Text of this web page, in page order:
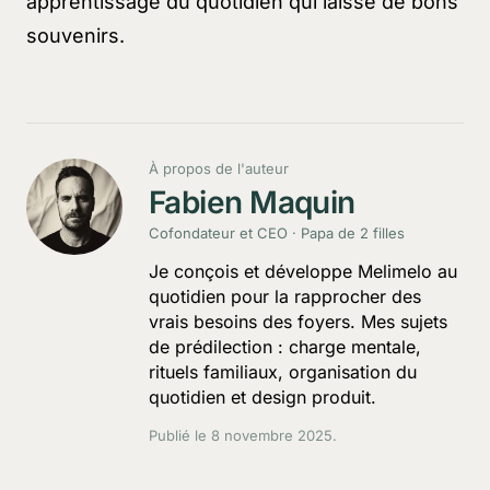
souvenirs.
À propos de l'auteur
Fabien Maquin
Cofondateur et CEO · Papa de 2 filles
Je conçois et développe Melimelo au
quotidien pour la rapprocher des
vrais besoins des foyers. Mes sujets
de prédilection : charge mentale,
rituels familiaux, organisation du
quotidien et design produit.
Publié le 8 novembre 2025.